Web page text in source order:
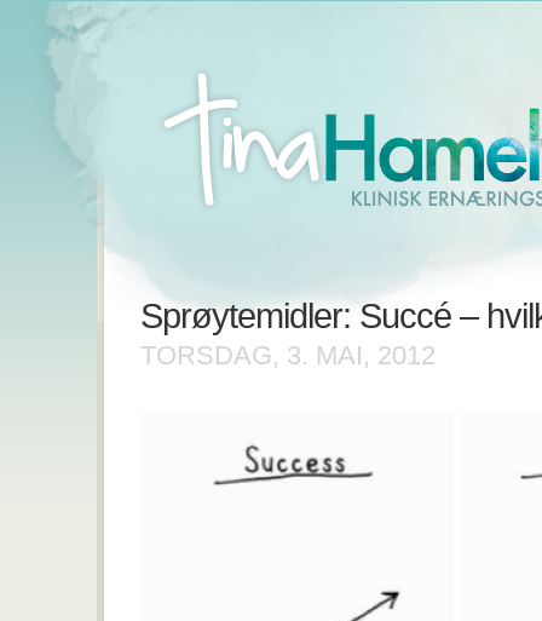
Sprøytemidler: Succé –
TORSDAG, 3. MAI, 2012